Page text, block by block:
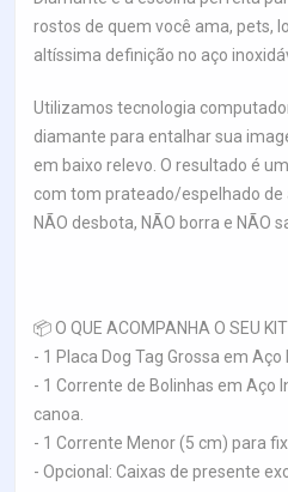
rostos de quem você ama, pets,
altíssima definição no aço
Utilizamos tecnologia
diamante para entalhar sua
em baixo relevo. O resultado é
com tom prateado/espelhado de
NÃO desbota, NÃO borra e NÃO
📦 O QUE ACOMPANHA O SEU
- 1 Placa Dog Tag Grossa em
- 1 Corrente de Bolinhas em Aço
canoa.
- 1 Corrente Menor (5 cm) para
- Opcional: Caixas de presente